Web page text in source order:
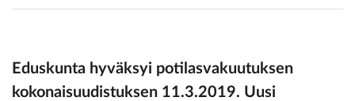
Eduskunta hyväksyi potilasvakuutuksen
kokonaisuudistuksen 11.3.2019. Uusi